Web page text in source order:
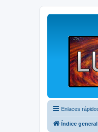
Enlaces
Índice general